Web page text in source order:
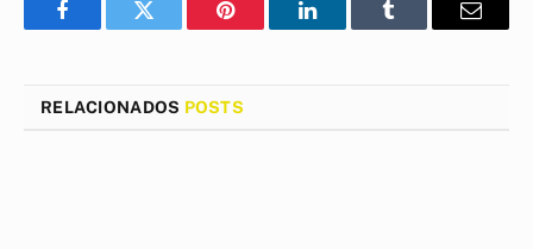
FacebookTwitter Pinterest LinkedInTumblr
E-
RELACIONADOS POSTS